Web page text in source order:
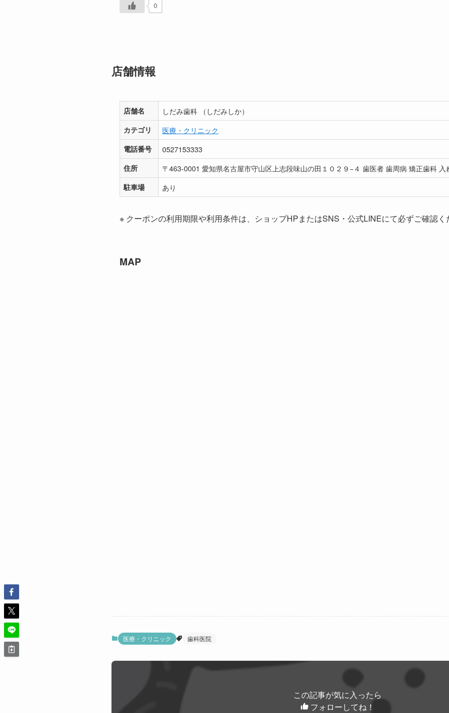
0
店舗情報
店舗名 しだみ歯科 （しだみしか）
カテゴリ 医療・クリニック
電話番号 0527153333
住所 〒463-0001 愛知県名古屋市守山区上志段味山の田１０２９−４ 歯医者 歯周病 矯正歯科
駐車場 あり
※ クーポンの利用期限や利用条件は、ショップHPまたはSNS・公式LINEにて必ずご確認く
MAP
医療・クリニック 歯科医院
この記事が気に入ったら
フォローしてね！